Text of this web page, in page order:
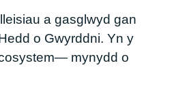
a gasglwyd gan
o Gwyrddni. Yn y
mynydd o